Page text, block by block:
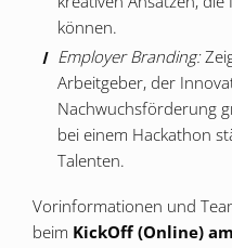
können.
Employer Branding:
Arbeitgeber, der
Nachwuchsförderung
bei einem Hackathon
Talenten.
Vorinformationen und
beim KickOff (Online)